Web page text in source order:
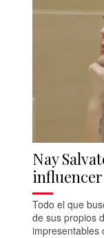
Nay
Todo el que
de sus propios